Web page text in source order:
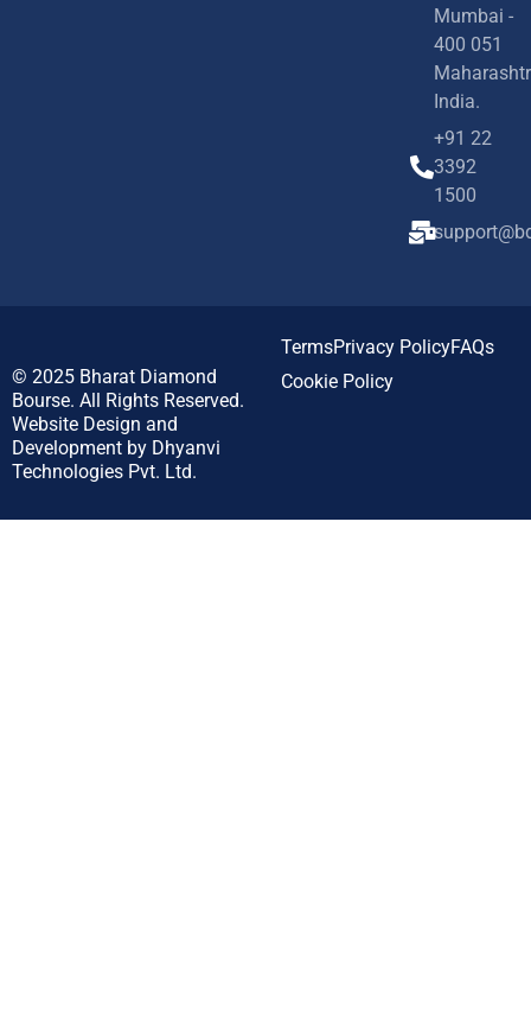
Mumbai -
400 051
India.
+91 22
3392
1500
© 2025 Bharat Diamond
Bourse. All Rights Reserved.
Website Design and
Development by Dhyanvi
Technologies Pvt. Ltd.
TermsPrivacy PolicyFAQs
Cookie Policy